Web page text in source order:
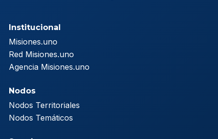
Institucional
Misiones.uno
Red Misiones.uno
Agencia Misiones.uno
Nodos
Nodos Territoriales
Nodos Temáticos